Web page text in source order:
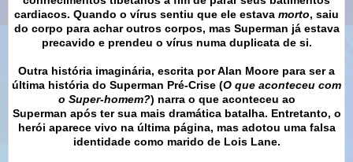
cardiacos. Quando o vírus sentiu que ele estava morto, saiu
do corpo para achar outros corpos, mas Superman já estava
precavido e prendeu o vírus numa duplicata de si.
Outra história imaginária, escrita por Alan Moore para ser a
última história do Superman Pré-Crise (O que aconteceu com
o Super-homem?) narra o que aconteceu ao
Superman após ter sua mais dramática batalha. Entretanto, o
herói aparece vivo na última página, mas adotou uma falsa
identidade como marido de Lois Lane.